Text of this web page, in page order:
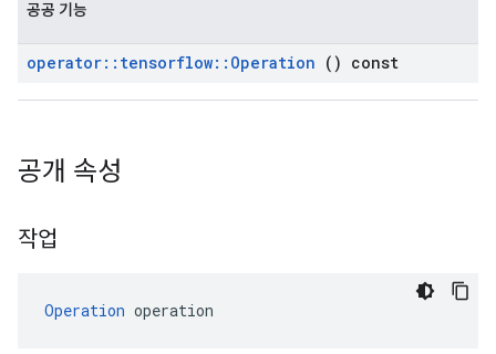
공공 기능
operator:: tensorflow:: Operation () const
공개 속성
작업
Operation operation